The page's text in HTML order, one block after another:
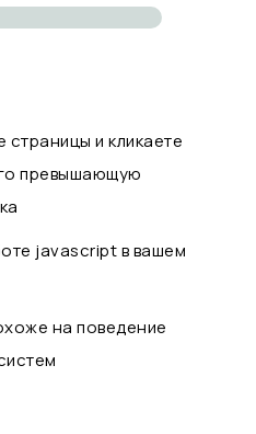
и кликаете
превышающую
javascript в вашем
на поведение